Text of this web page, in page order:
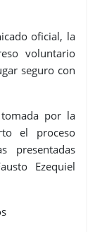
oficial, la
voluntario
seguro con
por la
el proceso
presentadas
Ezequiel